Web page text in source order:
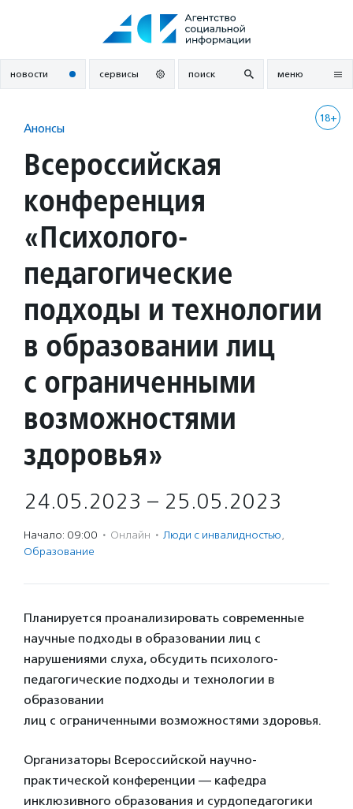
новости сервисы поиск меню
18+
Анонсы
Всероссийская
конференция
«Психолого-
педагогические
подходы и технологии
в образовании лиц
с ограниченными
возможностями
здоровья»
24.05.2023 – 25.05.2023
Начало: 09:00 · Онлайн · Люди с инвалидностью,
Образование
Планируется проанализировать современные
научные подходы в образовании лиц с
нарушениями слуха, обсудить психолого-
педагогические подходы и технологии в
образовании
лиц с ограниченными возможностями здоровья.
Организаторы Всероссийской научно-
практической конференции — кафедра
инклюзивного образования и сурдопедагогики